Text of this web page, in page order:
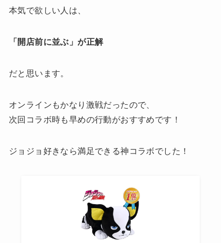
本気で欲しい人は、
「開店前に並ぶ」が正解
だと思います。
オンラインもかなり激戦だったので、
次回コラボ時も早めの行動がおすすめです！
ジョジョ好きなら満足できる神コラボでした！